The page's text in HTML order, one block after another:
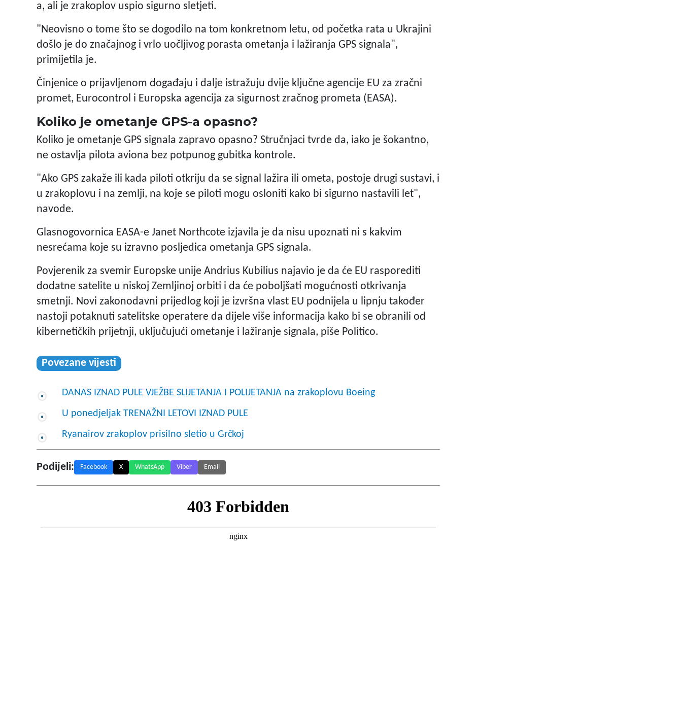
a, ali je zrakoplov uspio sigurno sletjeti.
"Neovisno o tome što se dogodilo na tom konkretnom letu, od početka rata u Ukrajini
došlo je do značajnog i vrlo uočljivog porasta ometanja i lažiranja GPS signala",
primijetila je.
Činjenice o prijavljenom događaju i dalje istražuju dvije ključne agencije EU za zračni
promet, Eurocontrol i Europska agencija za sigurnost zračnog prometa (EASA).
Koliko je ometanje GPS-a opasno?
Koliko je ometanje GPS signala zapravo opasno? Stručnjaci tvrde da, iako je šokantno,
ne ostavlja pilota aviona bez potpunog gubitka kontrole.
"Ako GPS zakaže ili kada piloti otkriju da se signal lažira ili ometa, postoje drugi sustavi, i
u zrakoplovu i na zemlji, na koje se piloti mogu osloniti kako bi sigurno nastavili let",
navode.
Glasnogovornica EASA-e Janet Northcote izjavila je da nisu upoznati ni s kakvim
nesrećama koje su izravno posljedica ometanja GPS signala.
Povjerenik za svemir Europske unije Andrius Kubilius najavio je da će EU rasporediti
dodatne satelite u niskoj Zemljinoj orbiti i da će poboljšati mogućnosti otkrivanja
smetnji. Novi zakonodavni prijedlog koji je izvršna vlast EU podnijela u lipnju također
nastoji potaknuti satelitske operatere da dijele više informacija kako bi se obranili od
kibernetičkih prijetnji, uključujući ometanje i lažiranje signala, piše Politico.
Povezane vijesti
DANAS IZNAD PULE VJEŽBE SLIJETANJA I POLIJETANJA na zrakoplovu Boeing
U ponedjeljak TRENAŽNI LETOVI IZNAD PULE
Ryanairov zrakoplov prisilno sletio u Grčkoj
Podijeli: Facebook X WhatsApp Viber Email